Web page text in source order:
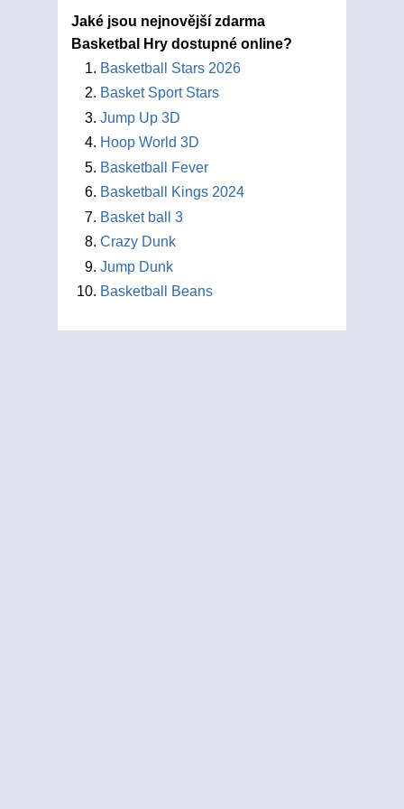
Jaké jsou nejnovější zdarma
Basketbal Hry dostupné online?
Basketball Stars 2026
Basket Sport Stars
Jump Up 3D
Hoop World 3D
Basketball Fever
Basketball Kings 2024
Basket ball 3
Crazy Dunk
Jump Dunk
Basketball Beans